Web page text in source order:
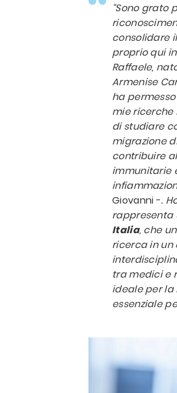
“Sono grato
consolidare
proprio qui in
Raffaele,
Armenise
ha
mie ricerche
di studiare
migrazione
contribuire
immunitarie
Giovanni -.
rappresenta
Italia, che
ricerca in
tra medici e
ideale per la
essenziale